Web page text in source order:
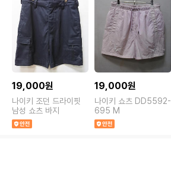
19,000원
나이키 조던 드라이핏
남성 쇼츠 바지
19,000원
나이키 쇼츠 DD5592-
695 M